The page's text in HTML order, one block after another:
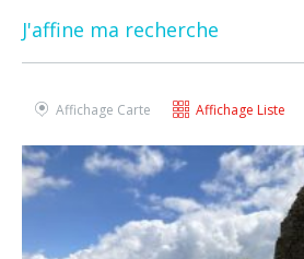
J'affine ma recherche
Affichage Carte Affichage Liste